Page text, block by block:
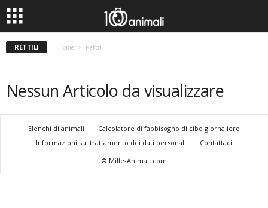
RETTILI Home Rettili
Nessun Articolo da visualizzare
Elenchi di animali
Calcolatore di fabbisogno di cibo giornaliero
Informazioni sul trattamento dei dati personali
Contattaci
© Mille-Animali.com